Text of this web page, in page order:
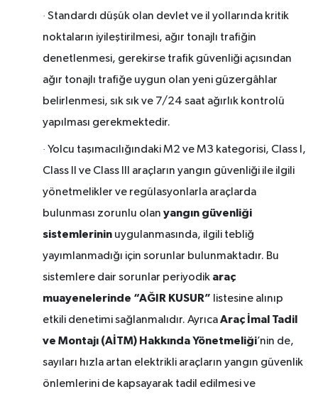
·Standardı düşük olan devlet ve il yollarında kritik
noktaların iyileştirilmesi, ağır tonajlı trafiğin
denetlenmesi, gerekirse trafik güvenliği açısından
ağır tonajlı trafiğe uygun olan yeni güzergâhlar
belirlenmesi, sık sık ve 7/24 saat ağırlık kontrolü
yapılması gerekmektedir.
· Yolcu taşımacılığındaki M2 ve M3 kategorisi, Class I,
Class II ve Class III araçların yangın güvenliği ile ilgili
yönetmelikler ve regülasyonlarla araçlarda
bulunması zorunlu olanyangın güvenliği
sistemlerinin uygulanmasında, ilgili tebliğ
yayımlanmadığı için sorunlar bulunmaktadır. Bu
sistemlere dair sorunlar periyodik araç
muayenelerinde “AĞIR KUSUR” listesine alınıp
etkili denetimi sağlanmalıdır. AyrıcaAraç İmal Tadil
ve Montajı (AİTM) Hakkında Yönetmeliği’nin de,
sayıları hızla artan elektrikli araçların yangın güvenlik
önlemlerini de kapsayarak tadil edilmesi ve